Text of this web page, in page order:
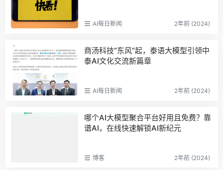
AI每日新闻 2年前 (2024)
商汤科技“东风”起，泰语大模型引领中
泰AI文化交流新篇章
AI每日新闻 2年前 (2024)
哪个AI大模型聚合平台好用且免费？靠
谱AI，在线快速解锁AI新纪元
博客 2年前 (2024)